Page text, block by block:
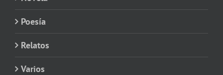
Poesía
Relatos
Varios